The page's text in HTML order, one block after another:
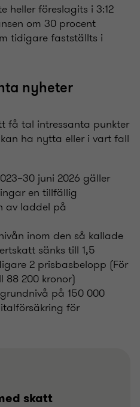
heller föreslagits i 3:12
om 30 procent
tidigare fastställts i
nyheter
få tal intressanta punkter
ha nytta eller i vart fall
juni 2026 gäller
en tillfällig
av laddel på
inom den så kallade
sänks till 1,5
2 prisbasbelopp (För
88 200 kronor)
på 150 000
för
skatt